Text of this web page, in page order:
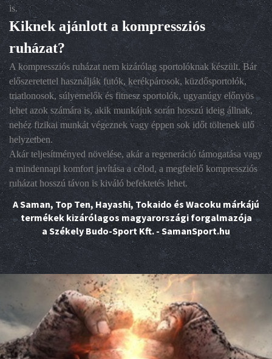
is.
Kiknek ajánlott a kompressziós
ruházat?
A kompressziós ruházat nem kizárólag sportolóknak készült. Bár
előszeretettel használják futók, kerékpárosok, küzdősportolók,
triatlonosok, súlyemelők és fitnesz sportolók, ugyanúgy előnyös
lehet azok számára is, akik munkájuk során hosszú ideig állnak,
nehéz fizikai munkát végeznek vagy éppen sok időt töltenek ülő
helyzetben.
Akár teljesítményed növelése, akár a regeneráció támogatása vagy
a mindennapi komfort javítása a célod, a megfelelő kompressziós
ruházat hosszú távon is kiváló befektetés lehet.
A Saman, Top Ten, Hayashi, Tokaido és Wacoku márkájú
termékek kizárólagos magyarországi forgalmazója
a Székely Budo-Sport Kft. - SamanSport.hu